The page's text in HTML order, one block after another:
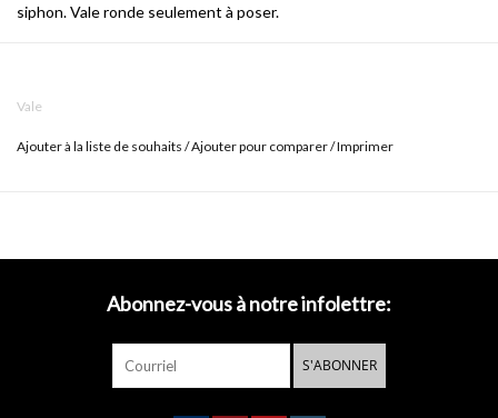
siphon. Vale ronde seulement à poser.
Vale
Ajouter à la liste de souhaits /Ajouter pour comparer/Imprimer
Abonnez-vous à notre infolettre:
S'ABONNER